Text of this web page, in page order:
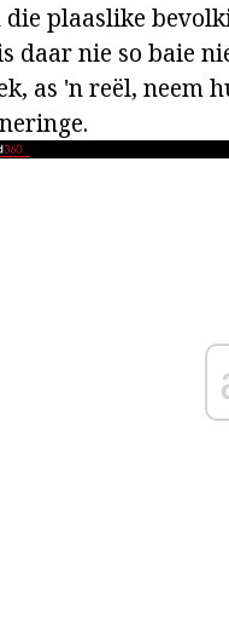
plaaslike
daar nie so baie
as 'n reël, neem